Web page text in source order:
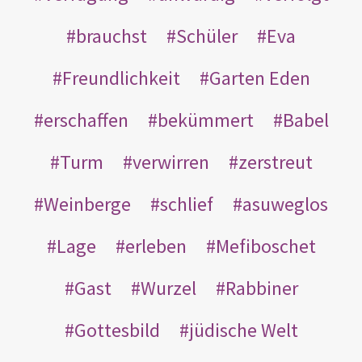
brauchst
Schüler
Eva
Freundlichkeit
Garten Eden
erschaffen
bekümmert
Babel
Turm
verwirren
zerstreut
Weinberge
schlief
asuweglos
Lage
erleben
Mefiboschet
Gast
Wurzel
Rabbiner
Gottesbild
jüdische Welt